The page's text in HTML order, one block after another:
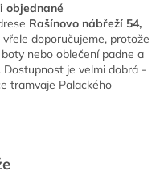
objednané
Rašínovo nábřeží 54,
doporučujeme, protože
nebo oblečení padne a
je velmi dobrá -
tramvaje Palackého